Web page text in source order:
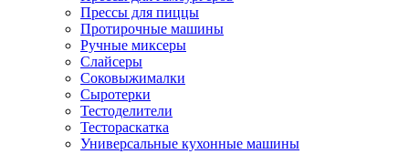
Прессы для пиццы
Протирочные машины
Ручные миксеры
Слайсеры
Соковыжималки
Сыротерки
Тестоделители
Тестораскатка
Универсальные кухонные машины